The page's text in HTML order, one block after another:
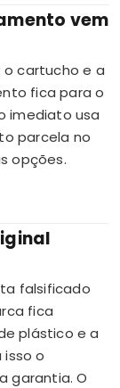
vem
o cartucho e a
fica para o
imediato usa
parcela no
opções.
falsificado
fica
plástico e a
o
garantia. O